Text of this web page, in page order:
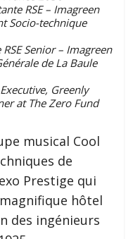
RSE – Imagreen
Socio-technique
Senior – Imagreen
de La Baule
Greenly
at The Zero Fund
musical Cool
de
Prestige qui
hôtel
des ingénieurs